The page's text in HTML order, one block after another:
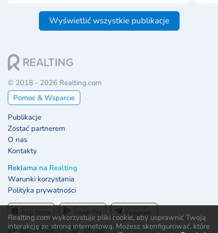
Realting.com wykorzystuje pliki cookie, aby usprawnić Twoją
interakcję ze stroną internetową. Możesz skonfigurować, które
Wyświetlić wszystkie publikacje
© 2018 - 2026 Realting.com
Pomoc & Wsparcie
Publikacje
Zostać partnerem
O nas
Kontakty
Reklama na Realting
Warunki korzystania
Polityka prywatności